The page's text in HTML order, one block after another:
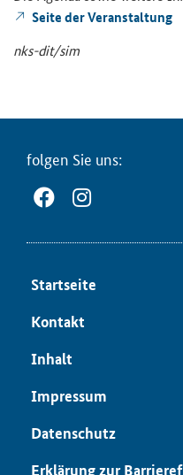
Seite der Ver­an­stal­tung
nks-​dit/sim
fol­gen Sie uns:
Start­sei­te
Kon­takt
In­halt
Im­pres­sum
Da­ten­schutz
Er­klä­rung zur